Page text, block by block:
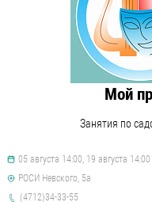
Мой
Занятия по
05 августа 14:00, 19 августа 14:00
РОСИ Невского, 5а
(4712)34-33-55